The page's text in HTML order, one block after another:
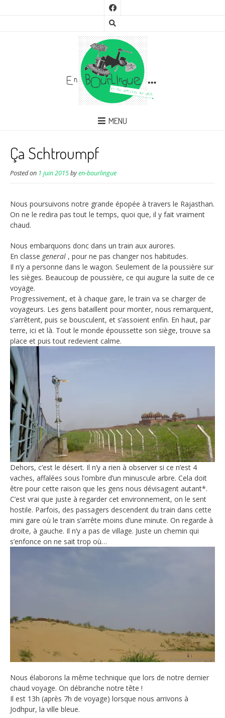
MENU
Ça Schtroumpf
Posted on 1 juin 2015byen-bourlingue
Nous poursuivons notre grande épopée à travers le Rajasthan.
On ne le redira pas tout le temps, quoi que, il y fait vraiment
chaud.
Nous embarquons donc dans un train aux aurores.
En classe general , pour ne pas changer nos habitudes.
Il n’y a personne dans le wagon. Seulement de la poussière sur
les sièges. Beaucoup de poussière, ce qui augure la suite de ce
voyage.
Progressivement, et à chaque gare, le train va se charger de
voyageurs. Les gens bataillent pour monter, nous remarquent,
s’arrêtent, puis se bousculent, et s’assoient enfin. En haut, par
terre, ici et là. Tout le monde époussette son siège, trouve sa
place et puis tout redevient calme.
Dehors, c’est le désert. Il n’y a rien à observer si ce n’est 4
vaches, affalées sous l’ombre d’un minuscule arbre. Cela doit
être pour cette raison que les gens nous dévisagent autant*.
C’est vrai que juste à regarder cet environnement, on le sent
hostile. Parfois, des passagers descendent du train dans cette
mini gare où le train s’arrête moins d’une minute. On regarde à
droite, à gauche. Il n’y a pas de village. Juste un chemin qui
s’enfonce on ne sait trop où…
Nous élaborons la même technique que lors de notre dernier
chaud voyage. On débranche notre tête !
Il est 13h (après 7h de voyage) lorsque nous arrivons à
Jodhpur, la ville bleue.